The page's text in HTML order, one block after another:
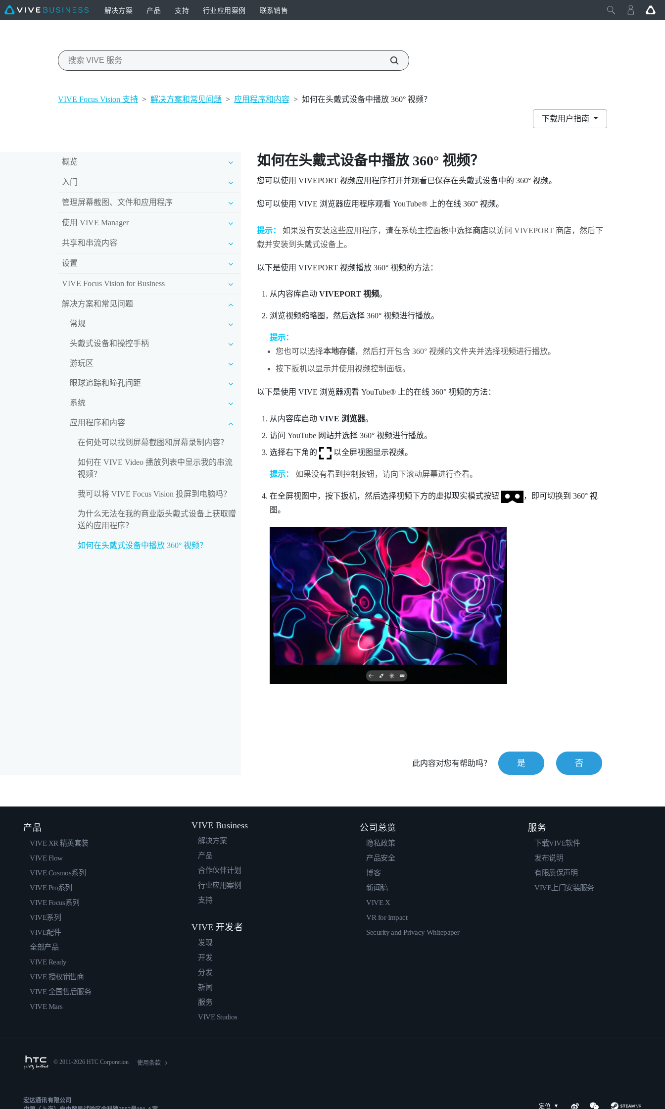
解决方案 产品 支持 行业应用案例 联系销售
VIVE Focus Vision 支持 > 解决方案和常见问题 > 应用程序和内容 > 如何在头戴式设备中播放 360° 视频？
下载用户指南
概览
入门
管理屏幕截图、文件和应用程序
使用 VIVE Manager
共享和串流内容
设置
VIVE Focus Vision for Business
解决方案和常见问题
常规
头戴式设备和操控手柄
游玩区
眼球追踪和瞳孔间距
系统
应用程序和内容
在何处可以找到屏幕截图和屏幕录制内容？
如何在 VIVE Video 播放列表中显示我的串流
视频？
我可以将 VIVE Focus Vision 投屏到电脑吗？
为什么无法在我的商业版头戴式设备上获取赠
送的应用程序？
如何在头戴式设备中播放 360° 视频？
如何在头戴式设备中播放 360° 视频？
您可以使用 VIVEPORT 视频应用程序打开并观看已保存在头戴式设备中的 360° 视频。
您可以使用 VIVE 浏览器应用程序观看 YouTube®上的在线 360° 视频。
提示： 如果没有安装这些应用程序，请在系统主控面板中选择商店以访问 VIVEPORT商店，然后下
载并安装到头戴式设备上。
以下是使用 VIVEPORT 视频播放 360° 视频的方法：
从内容库启动 VIVEPORT 视频。
浏览视频缩略图，然后选择 360° 视频进行播放。
提示：
您也可以选择本地存储，然后打开包含 360° 视频的文件夹并选择视频进行播放。
按下扳机以显示并使用视频控制面板。
以下是使用 VIVE 浏览器观看 YouTube®上的在线 360° 视频的方法：
从内容库启动 VIVE 浏览器。
访问 YouTube网站并选择 360° 视频进行播放。
选择右下角的 以全屏视图显示视频。
提示： 如果没有看到控制按钮，请向下滚动屏幕进行查看。
在全屏视图中，按下扳机，然后选择视频下方的虚拟现实模式按钮
，即可切换到 360° 视
图。
此内容对您有帮助吗？ 是 否
产品
VIVE XR 精英套装
VIVE Flow
VIVE Cosmos系列
VIVE Pro系列
VIVE Focus系列
VIVE系列
VIVE配件
全部产品
VIVE Ready
VIVE 授权销售商
VIVE 全国售后服务
VIVE Mars
VIVE Business
解决方案
产品
合作伙伴计划
行业应用案例
支持
VIVE 开发者
发现
开发
分发
新闻
服务
VIVE Studios
公司总览
隐私政策
产品安全
博客
新闻稿
VIVE X
VR for Impact
Security and Privacy Whitepaper
服务
下载VIVE软件
发布说明
有限质保声明
VIVE上门安装服务
定位
© 2011-2026 HTC Corporation 使用条款
宏达通讯有限公司